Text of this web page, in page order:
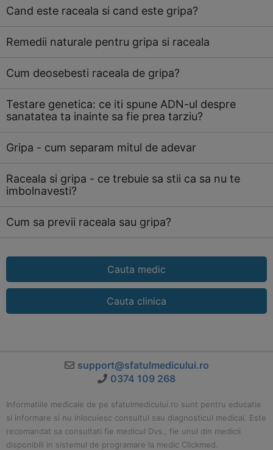
Cand este raceala si cand este gripa?
Remedii naturale pentru gripa si raceala
Cum deosebesti raceala de gripa?
Testare genetica: ce iti spune ADN-ul despre
sanatatea ta inainte sa fie prea tarziu?
Gripa - cum separam mitul de adevar
Raceala si gripa - ce trebuie sa stii ca sa nu te
imbolnavesti?
Cum sa previi raceala sau gripa?
Cauta medic
Cauta clinica
support@sfatulmedicului.ro
0374 109 268
Informatiile medicale de pe sfatulmedicului.ro sunt pentru educatie
si informare si nu inlocuiesc consultul sau diagnosticul medical. Este
recomandat sa consultati fie medicul Dvs., fie unul din medicii
disponibili in sistemul de programare la medic Clickmed.